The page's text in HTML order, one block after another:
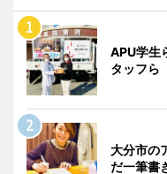
APU学生
タッフら
大分市の
だ一筆書